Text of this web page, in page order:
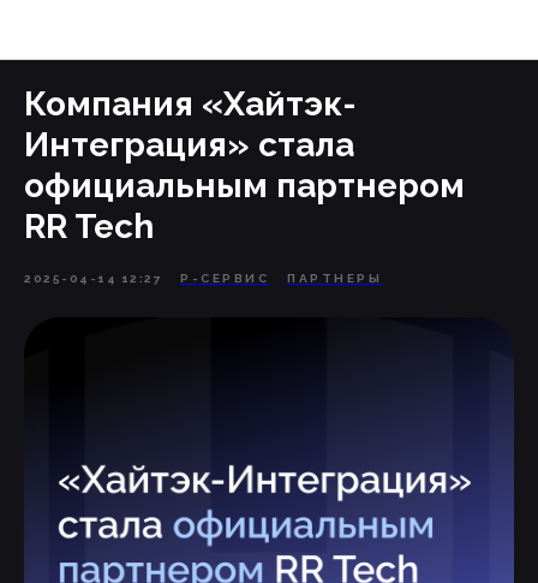
Компания «Хайтэк-
Интеграция» стала
официальным партнером
RR Tech
2025-04-14 12:27 Р-СЕРВИС ПАРТНЕРЫ